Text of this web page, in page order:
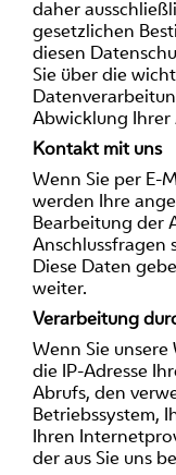
daher
gesetzlichen
diesen
Sie über die
Abwicklung Ihrer
Kontakt mit uns
Wenn Sie per E-
werden Ihre
Bearbeitung der
Anschlussfragen
Diese Daten
weiter.
Verarbeitung
Wenn Sie
die IP-Adresse
Abrufs, den
Betriebssystem,
Ihren
der aus Sie uns